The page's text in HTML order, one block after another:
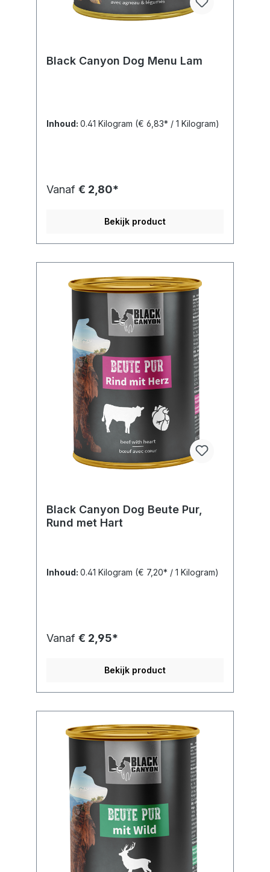
Black Canyon Dog Menu Lam
Inhoud: 0.41 Kilogram (€ 6,83* / 1 Kilogram)
Vanaf € 2,80*
Bekijk product
Black Canyon Dog Beute Pur,
Rund met Hart
Inhoud: 0.41 Kilogram (€ 7,20* / 1 Kilogram)
Vanaf € 2,95*
Bekijk product